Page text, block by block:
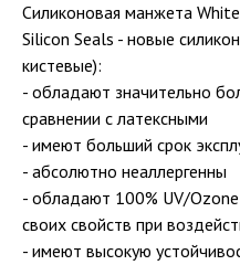
Силиконовая манжета
Silicon Seals - новые
кистевые):
- обладают значительно
сравнении с латексными
- имеют больший срок
- абсолютно неаллергенны
- обладают 100% UV/Ozone
своих свойств при
- имеют высокую